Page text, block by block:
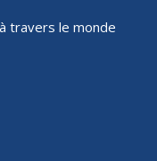
travers le monde